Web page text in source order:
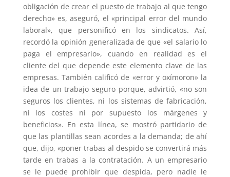
obligación de crear el puesto de trabajo al que tengo
derecho» es, aseguró, el «principal error del mundo
laboral», que personificó en los sindicatos. Así,
recordó la opinión generalizada de que «el salario lo
paga el empresario», cuando en realidad es el
cliente del que depende este elemento clave de las
empresas. También calificó de «error y oxímoron» la
idea de un trabajo seguro porque, advirtió, «no son
seguros los clientes, ni los sistemas de fabricación,
ni los costes ni por supuesto los márgenes y
beneficios». En esta línea, se mostró partidario de
que las plantillas sean acordes a la demanda; de ahí
que, dijo, «poner trabas al despido se convertirá más
tarde en trabas a la contratación. A un empresario
se le puede prohibir que despida, pero nadie le